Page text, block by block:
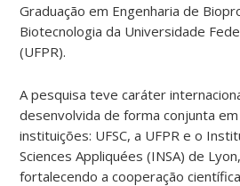
Graduação em Engenharia de
Biotecnologia da Universidade
(UFPR).
A pesquisa teve caráter
desenvolvida de forma conjunta
instituições: UFSC, a UFPR e o
Sciences Appliquées (INSA) de
fortalecendo a cooperação